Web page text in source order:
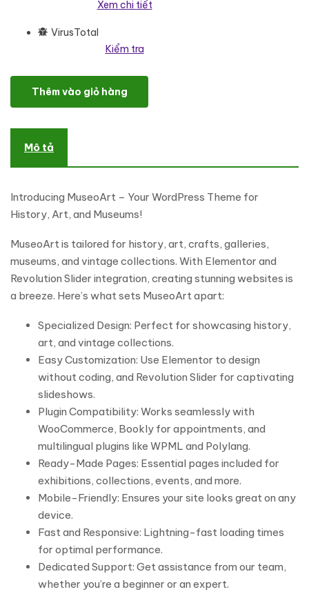
Xem chi tiết
VirusTotal
Kiểm tra
MuseoArt - WordPress Theme for Painting, Gallery, Museum,
Thêm vào giỏ hàng
Mô tả
Introducing MuseoArt – Your WordPress Theme for
History, Art, and Museums!
MuseoArt is tailored for history, art, crafts, galleries,
museums, and vintage collections. With Elementor and
Revolution Slider integration, creating stunning websites is
a breeze. Here’s what sets MuseoArt apart:
Specialized Design: Perfect for showcasing history,
art, and vintage collections.
Easy Customization: Use Elementor to design
without coding, and Revolution Slider for captivating
slideshows.
Plugin Compatibility: Works seamlessly with
WooCommerce, Bookly for appointments, and
multilingual plugins like WPML and Polylang.
Ready-Made Pages: Essential pages included for
exhibitions, collections, events, and more.
Mobile-Friendly: Ensures your site looks great on any
device.
Fast and Responsive: Lightning-fast loading times
for optimal performance.
Dedicated Support: Get assistance from our team,
whether you’re a beginner or an expert.